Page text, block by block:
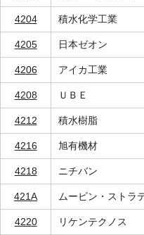
4204 積水化学工業
4205 日本ゼオン
4206 アイカ工業
4208 ＵＢＥ
4212 積水樹脂
4216 旭有機材
4218 ニチバン
421A ムービン・ストラ
4220 リケンテクノス